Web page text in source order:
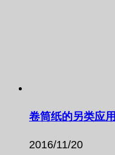
卷筒纸的另类应用
2016/11/20